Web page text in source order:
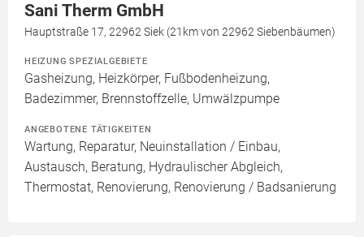
Sani Therm GmbH
Hauptstraße 17, 22962 Siek (21km von 22962 Siebenbäumen)
HEIZUNG SPEZIALGEBIETE
Gasheizung, Heizkörper, Fußbodenheizung,
Badezimmer, Brennstoffzelle, Umwälzpumpe
ANGEBOTENE TÄTIGKEITEN
Wartung, Reparatur, Neuinstallation / Einbau,
Austausch, Beratung, Hydraulischer Abgleich,
Thermostat, Renovierung, Renovierung / Badsanierung